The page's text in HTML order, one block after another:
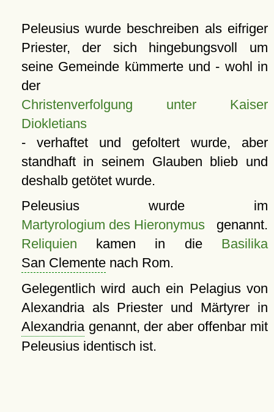
Peleusius wurde beschreiben als eifriger
Priester, der sich hingebungsvoll um
seine Gemeinde kümmerte und - wohl in
der
Christenverfolgung unter Kaiser
Diokletians
- verhaftet und gefoltert wurde, aber
standhaft in seinem Glauben blieb und
deshalb getötet wurde.
Peleusius wurde im
Martyrologium des Hieronymusgenannt.
Reliquien kamen in die Basilika
San Clementenach Rom.
Gelegentlich wird auch ein Pelagius von
Alexandria als Priester und Märtyrer in
Alexandriagenannt, der aber offenbar mit
Peleusius identisch ist.